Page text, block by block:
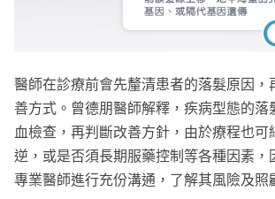
醫師在診療前會先釐清患者的落髮原因，
善方式。曾德朋醫師解釋，疾病型態的落
血檢查，再判斷改善方針，由於療程也可
逆，或是否須長期服藥控制等各種因素，
專業醫師進行充份溝通，了解其風險及照